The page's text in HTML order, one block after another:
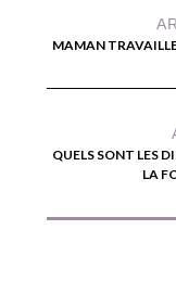
MAMAN
QUELS SONT LES
LA